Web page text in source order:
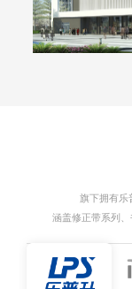
旗下拥有乐
涵盖修正带系列